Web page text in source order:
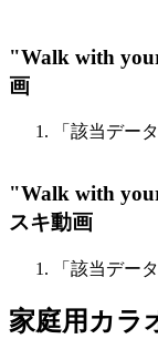
"Walk with
画
「該当デー
"Walk with
スキ動画
「該当デー
家庭用カラ